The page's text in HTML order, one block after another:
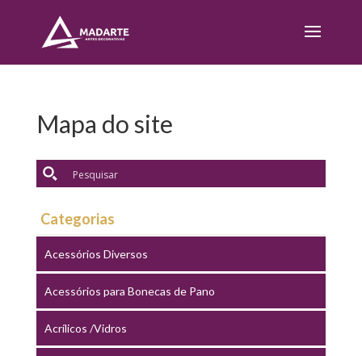
Mapa do site
Categorias
Acessórios Diversos
Acessórios para Bonecas de Pano
Acrílicos /Vidros